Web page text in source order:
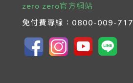
zero zero官方網站
免付費專線： 0800-009-717